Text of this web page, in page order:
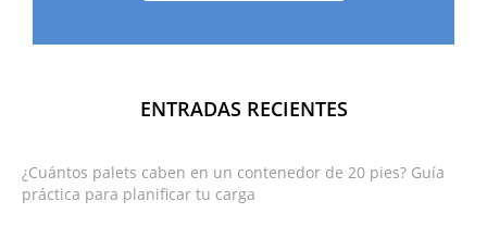
ENTRADAS RECIENTES
¿Cuántos palets caben en un contenedor de 20 pies? Guía
práctica para planificar tu carga